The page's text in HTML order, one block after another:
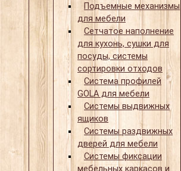
Подъемные механизмы
для мебели
Сетчатое наполнение
для кухонь, сушки для
посуды, системы
сортировки отходов
Система профилей
GOLA для мебели
Системы выдвижных
ящиков
Системы раздвижных
дверей для мебели
Системы фиксации
мебельных каркасов и